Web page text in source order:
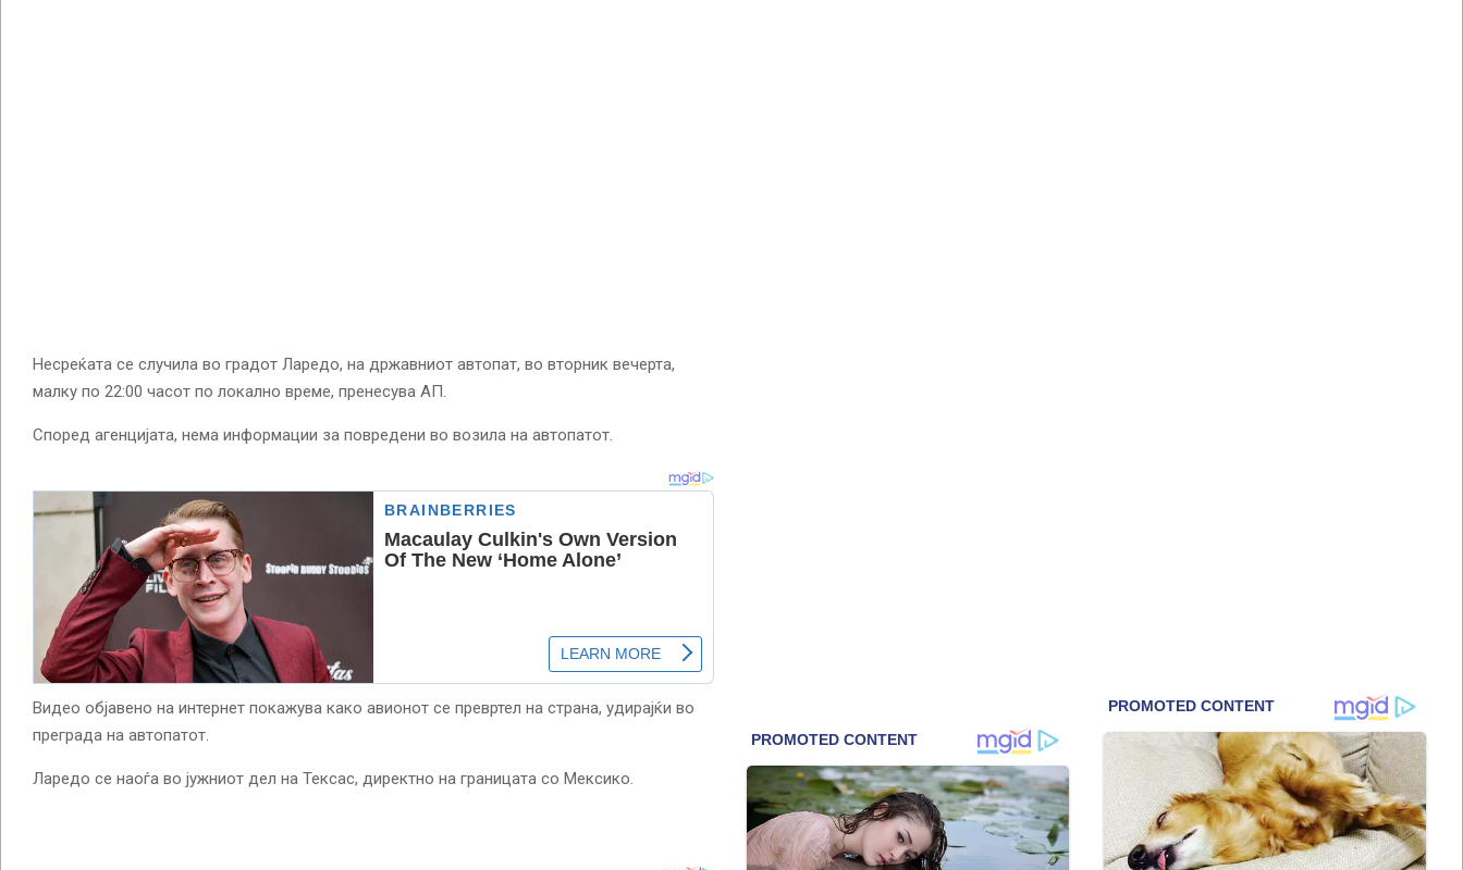
Несреќата се случила во градот Ларедо, на државниот автопат, во вторник вечерта,
малку по 22:00 часот по локално време, пренесува АП.
Според агенцијата, нема информации за повредени во возила на автопатот.
Видео објавено на интернет покажува како авионот се превртел на страна, удирајќи во
преграда на автопатот.
Ларедо се наоѓа во јужниот дел на Тексас, директно на границата со Мексико.